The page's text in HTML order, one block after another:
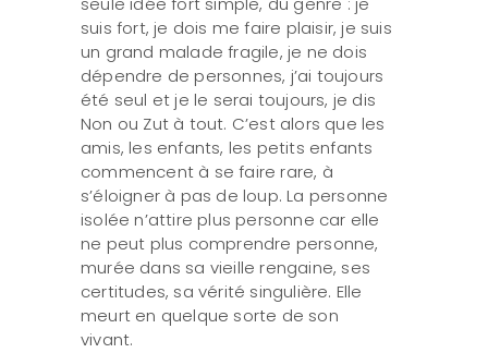
suis fort, je dois me faire plaisir, je suis
un grand malade fragile, je ne dois
dépendre de personnes, j’ai toujours
été seul et je le serai toujours, je dis
Non ou Zut à tout. C’est alors que les
amis, les enfants, les petits enfants
commencent à se faire rare, à
s’éloigner à pas de loup. La personne
isolée n’attire plus personne car elle
ne peut plus comprendre personne,
murée dans sa vieille rengaine, ses
certitudes, sa vérité singulière. Elle
meurt en quelque sorte de son
vivant.